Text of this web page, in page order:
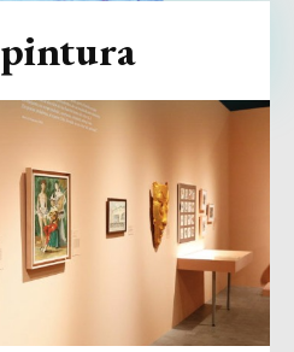
pintura